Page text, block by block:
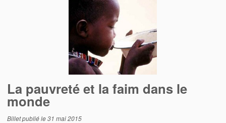
La pauvreté et la faim dans le
monde
Billet publié le31 mai 2015